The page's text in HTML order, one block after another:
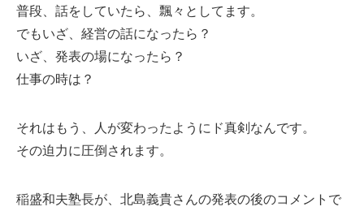
普段、話をしていたら、飄々としてます。
でもいざ、経営の話になったら？
いざ、発表の場になったら？
仕事の時は？
それはもう、人が変わったようにド真剣なんです。
その迫力に圧倒されます。
稲盛和夫塾長が、北島義貴さんの発表の後のコメントで